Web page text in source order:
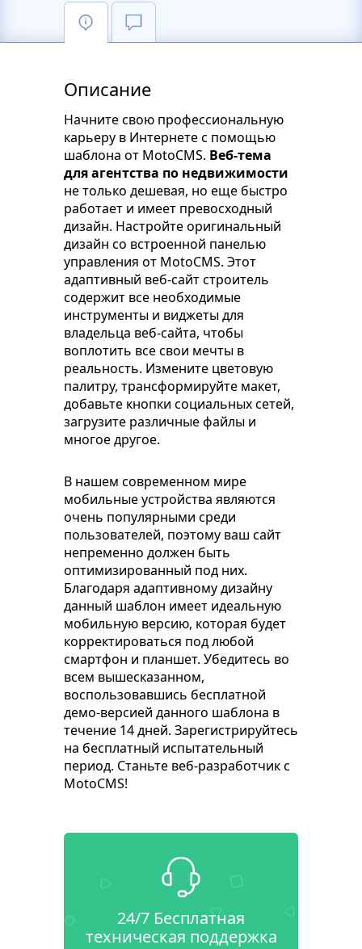
Описание
Начните свою профессиональную
карьеру в Интернете с помощью
шаблона от MotoCMS. Веб-тема
для агентства по недвижимости
не только дешевая, но еще быстро
работает и имеет превосходный
дизайн. Настройте оригинальный
дизайн со встроенной панелью
управления от MotoCMS. Этот
адаптивный веб-сайт строитель
содержит все необходимые
инструменты и виджеты для
владельца веб-сайта, чтобы
воплотить все свои мечты в
реальность. Измените цветовую
палитру, трансформируйте макет,
добавьте кнопки социальных сетей,
загрузите различные файлы и
многое другое.
В нашем современном мире
мобильные устройства являются
очень популярными среди
пользователей, поэтому ваш сайт
непременно должен быть
оптимизированный под них.
Благодаря адаптивному дизайну
данный шаблон имеет идеальную
мобильную версию, которая будет
корректироваться под любой
смартфон и планшет. Убедитесь во
всем вышесказанном,
воспользовавшись бесплатной
демо-версией данного шаблона в
течение 14 дней. Зарегистрируйтесь
на бесплатный испытательный
период. Станьте веб-разработчик с
MotoCMS!
24/7 Бесплатная
техническая поддержка